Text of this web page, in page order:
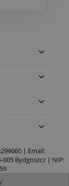
| Email:
005 Bydgoszcz | NIP: